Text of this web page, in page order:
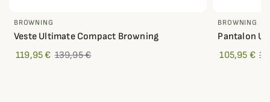
BROWNING
Veste Ultimate Compact Browning
119,95 € 139,95 €
BROWNING
Pantalon
105,95 €